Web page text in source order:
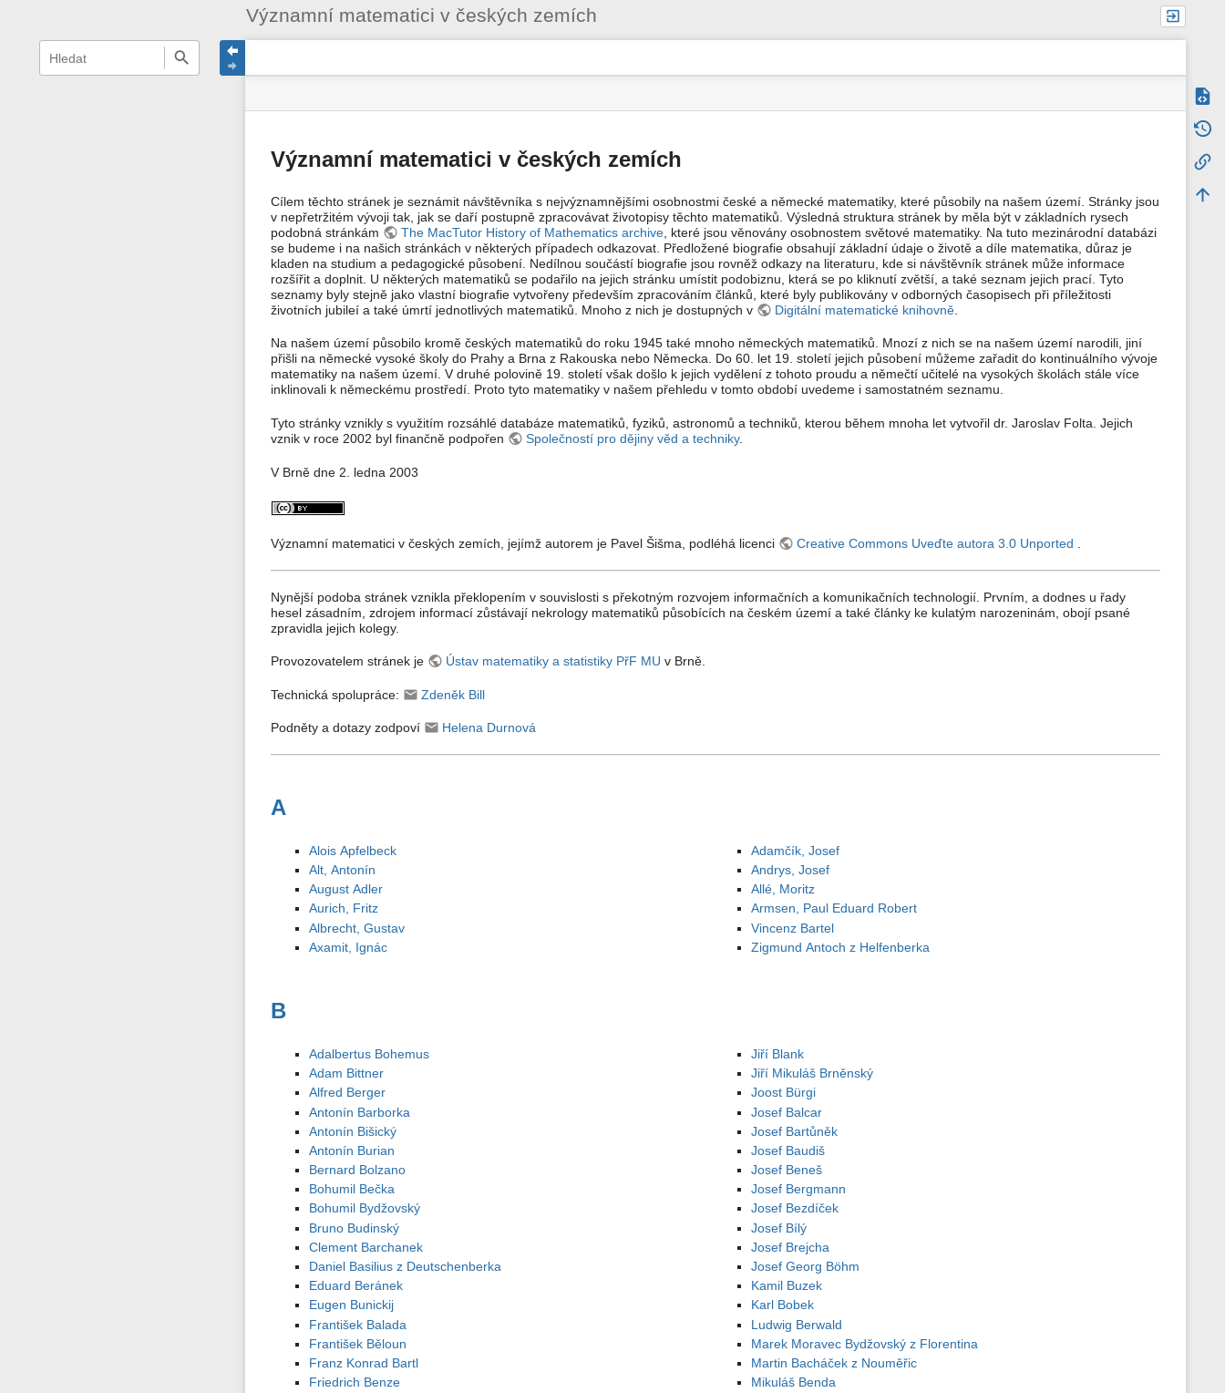
Významní matematici v českých zemích
rychlé
hledání
stránky
pro
m
Významní matematici v českých zemích
Cílem těchto stránek je seznámit návštěvníka s nejvýznamnějšími osobnostmi české a německé matematiky, které působily na našem území. Stránky jsou
v nepřetržitém vývoji tak, jak se daří postupně zpracovávat životopisy těchto matematiků. Výsledná struktura stránek by měla být v základních rysech
podobná stránkám
The MacTutor History of Mathematics archive , které jsou věnovány osobnostem světové matematiky. Na tuto mezinárodní databázi
se budeme i na našich stránkách v některých případech odkazovat. Předložené biografie obsahují základní údaje o životě a díle matematika, důraz je
kladen na studium a pedagogické působení. Nedílnou součástí biografie jsou rovněž odkazy na literaturu, kde si návštěvník stránek může informace
rozšířit a doplnit. U některých matematiků se podařilo na jejich stránku umístit podobiznu, která se po kliknutí zvětší, a také seznam jejich prací. Tyto
seznamy byly stejně jako vlastní biografie vytvořeny především zpracováním článků, které byly publikovány v odborných časopisech při příležitosti
životních jubileí a také úmrtí jednotlivých matematiků. Mnoho z nich je dostupných v
Digitální matematické knihovně
Na našem území působilo kromě českých matematiků do roku 1945 také mnoho německých matematiků. Mnozí z nich se na našem území narodili, jiní
přišli na německé vysoké školy do Prahy a Brna z Rakouska nebo Německa. Do 60. let 19. století jejich působení můžeme zařadit do kontinuálního vývoje
matematiky na našem území. V druhé polovině 19. století však došlo k jejich vydělení z tohoto proudu a němečtí učitelé na vysokých školách stále více
inklinovali k německému prostředí. Proto tyto matematiky v našem přehledu v tomto období uvedeme i samostatném seznamu.
Tyto stránky vznikly s využitím rozsáhlé databáze matematiků, fyziků, astronomů a techniků, kterou během mnoha let vytvořil dr. Jaroslav Folta. Jejich
vznik v roce 2002 byl finančně podpořen
Společností pro dějiny věd a techniky.
V Brně dne 2. ledna 2003
Významní matematici v českých zemích, jejímž autorem je Pavel Šišma, podléhá licenci Creative Commons Uveďte autora 3.0 Unported .
Nynější podoba stránek vznikla překlopením v souvislosti s překotným rozvojem informačních a komunikačních technologií. Prvním, a dodnes u řady
hesel zásadním, zdrojem informací zůstávají nekrology matematiků působících na českém území a také články ke kulatým narozeninám, obojí psané
zpravidla jejich kolegy.
Provozovatelem stránek je Ústav matematiky a statistiky PřF MU v Brně.
Technická spolupráce: Zdeněk Bill
Podněty a dotazy zodpoví Helena Durnová
A
Alois Apfelbeck
Alt, Antonín
August Adler
Aurich, Fritz
Albrecht, Gustav
Axamit, Ignác
Adamčík, Josef
Andrys, Josef
Allé, Moritz
Armsen, Paul Eduard Robert
Vincenz Bartel
Zigmund Antoch z Helfenberka
B
Adalbertus Bohemus
Adam Bittner
Alfred Berger
Antonín Barborka
Antonín Bišický
Antonín Burian
Bernard Bolzano
Bohumil Bečka
Bohumil Bydžovský
Bruno Budinský
Clement Barchanek
Daniel Basilius z Deutschenberka
Eduard Beránek
Eugen Bunickij
František Balada
František Běloun
Franz Konrad Bartl
Friedrich Benze
Jiří Blank
Jiří Mikuláš Brněnský
Joost Bürgi
Josef Balcar
Josef Bartůněk
Josef Baudiš
Josef Beneš
Josef Bergmann
Josef Bezdíček
Josef Bílý
Josef Brejcha
Josef Georg Böhm
Kamil Buzek
Karl Bobek
Ludwig Berwald
Marek Moravec Bydžovský z Florentina
Martin Bacháček z Nouměřic
Mikuláš Benda